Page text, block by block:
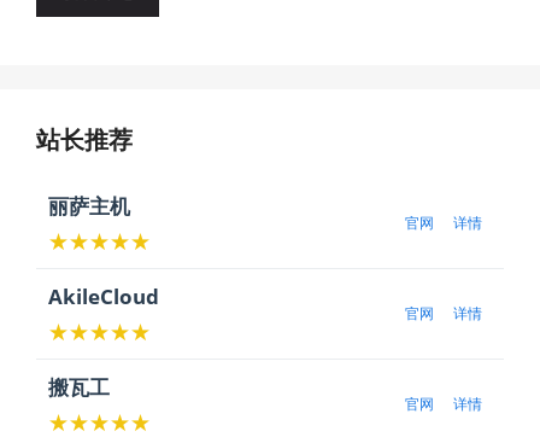
站长推荐
丽萨主机
★★★★★
官网 详情
AkileCloud
★★★★★
官网 详情
搬瓦工
★★★★★
官网 详情